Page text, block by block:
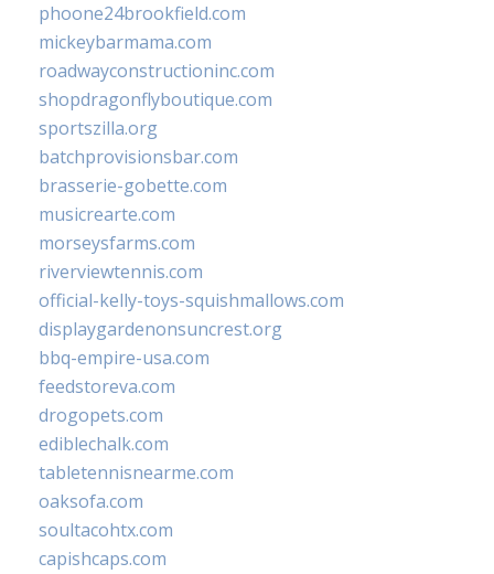
phoone24brookfield.com
mickeybarmama.com
roadwayconstructioninc.com
shopdragonflyboutique.com
sportszilla.org
batchprovisionsbar.com
brasserie-gobette.com
musicrearte.com
morseysfarms.com
riverviewtennis.com
official-kelly-toys-squishmallows.com
displaygardenonsuncrest.org
bbq-empire-usa.com
feedstoreva.com
drogopets.com
ediblechalk.com
tabletennisnearme.com
oaksofa.com
soultacohtx.com
capishcaps.com